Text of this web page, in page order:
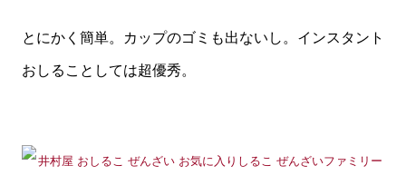
とにかく簡単。カップのゴミも出ないし。インスタント
おしることしては超優秀。